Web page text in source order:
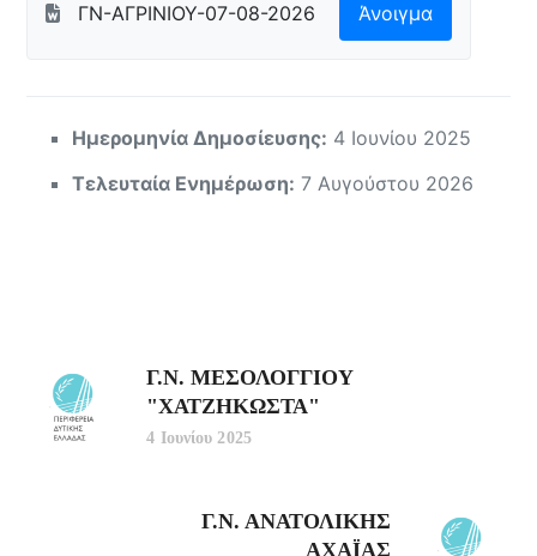
ΓΝ-ΑΓΡΙΝΙΟΥ-07-08-2026 Άνοιγμα
Ημερομηνία Δημοσίευσης: 4 Ιουνίου 2025
Τελευταία Ενημέρωση: 7 Αυγούστου 2026
Γ.Ν. ΜΕΣΟΛΟΓΓΙΟΥ
"ΧΑΤΖΗΚΩΣΤΑ"
4 Ιουνίου 2025
Γ.Ν. ΑΝΑΤΟΛΙΚΗΣ
ΑΧΑΪΑΣ